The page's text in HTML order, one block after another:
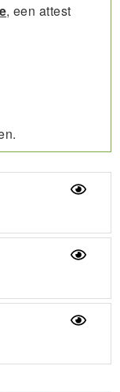
, een attest